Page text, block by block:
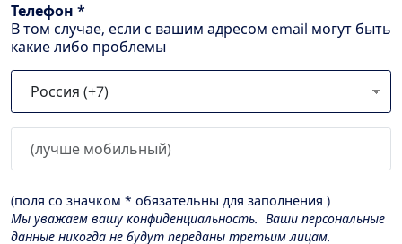
Телефон *
В том случае, если с вашим адресом email могут быть
какие либо проблемы
(поля со значком * обязательны для заполнения )
Мы уважаем вашу конфиденциальность. Ваши персональные
данные никогда не будут переданы третьим лицам.